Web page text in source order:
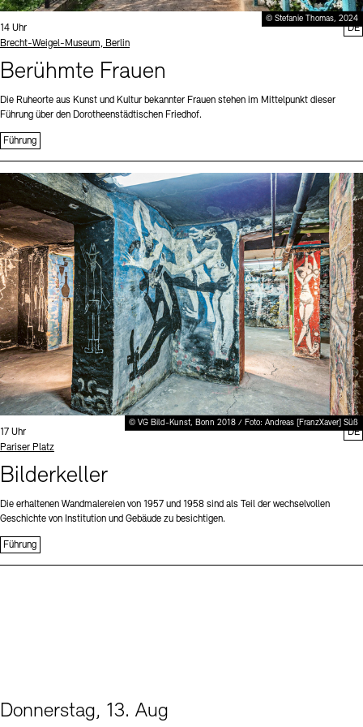
© Stefanie Thomas, 2024
Uhrzeit:
14 Uhr
Standort
Brecht-Weigel-Museum, Berlin
Berühmte Frauen
Die Ruheorte aus Kunst und Kultur bekannter Frauen stehen im Mittelpunkt dieser
Führung über den Dorotheenstädtischen Friedhof.
Führung
DE
© VG Bild-Kunst, Bonn 2018 / Foto: Andreas [FranzXaver] Süß
Uhrzeit:
17 Uhr
Standort
Pariser Platz
Bilderkeller
Die erhaltenen Wandmalereien von 1957 und 1958 sind als Teil der wechselvollen
Geschichte von Institution und Gebäude zu besichtigen.
Führung
DE
Donnerstag, 13. Aug